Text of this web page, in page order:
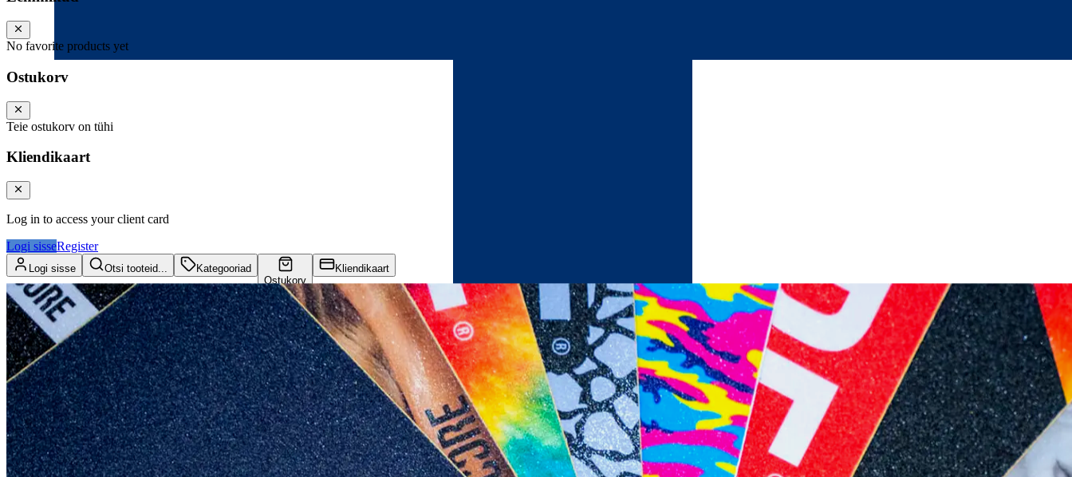
No favorite products yet
Ostukorv
Teie ostukorv on tühi
Kliendikaart
Log in to access your client card
Logi sisseRegister
Logi sisse Otsi tooteid...
Kategooriad
Ostukorv
Kliendikaart